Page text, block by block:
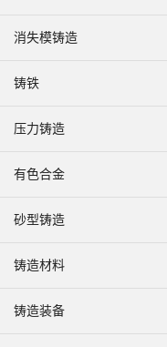
消失模铸造
铸铁
压力铸造
有色合金
砂型铸造
铸造材料
铸造装备